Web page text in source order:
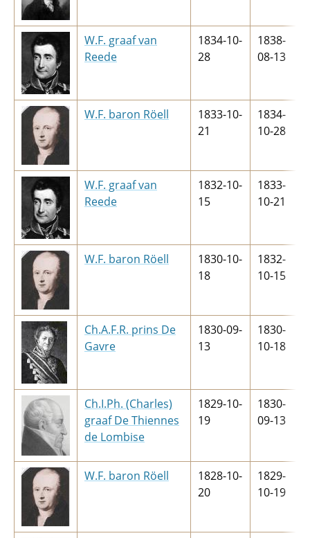
W.F. graaf van
Reede
1834-10-
28
1838-
08-13
W.F. baron Röell
1833-10-
21
1834-
10-28
W.F. graaf van
Reede
1832-10-
15
1833-
10-21
W.F. baron Röell
1830-10-
18
1832-
10-15
Ch.A.F.R. prins De
Gavre
1830-09-
13
1830-
10-18
Ch.I.Ph. (Charles)
graaf De Thiennes
de Lombise
1829-10-
19
1830-
09-13
W.F. baron Röell
1828-10-
20
1829-
10-19